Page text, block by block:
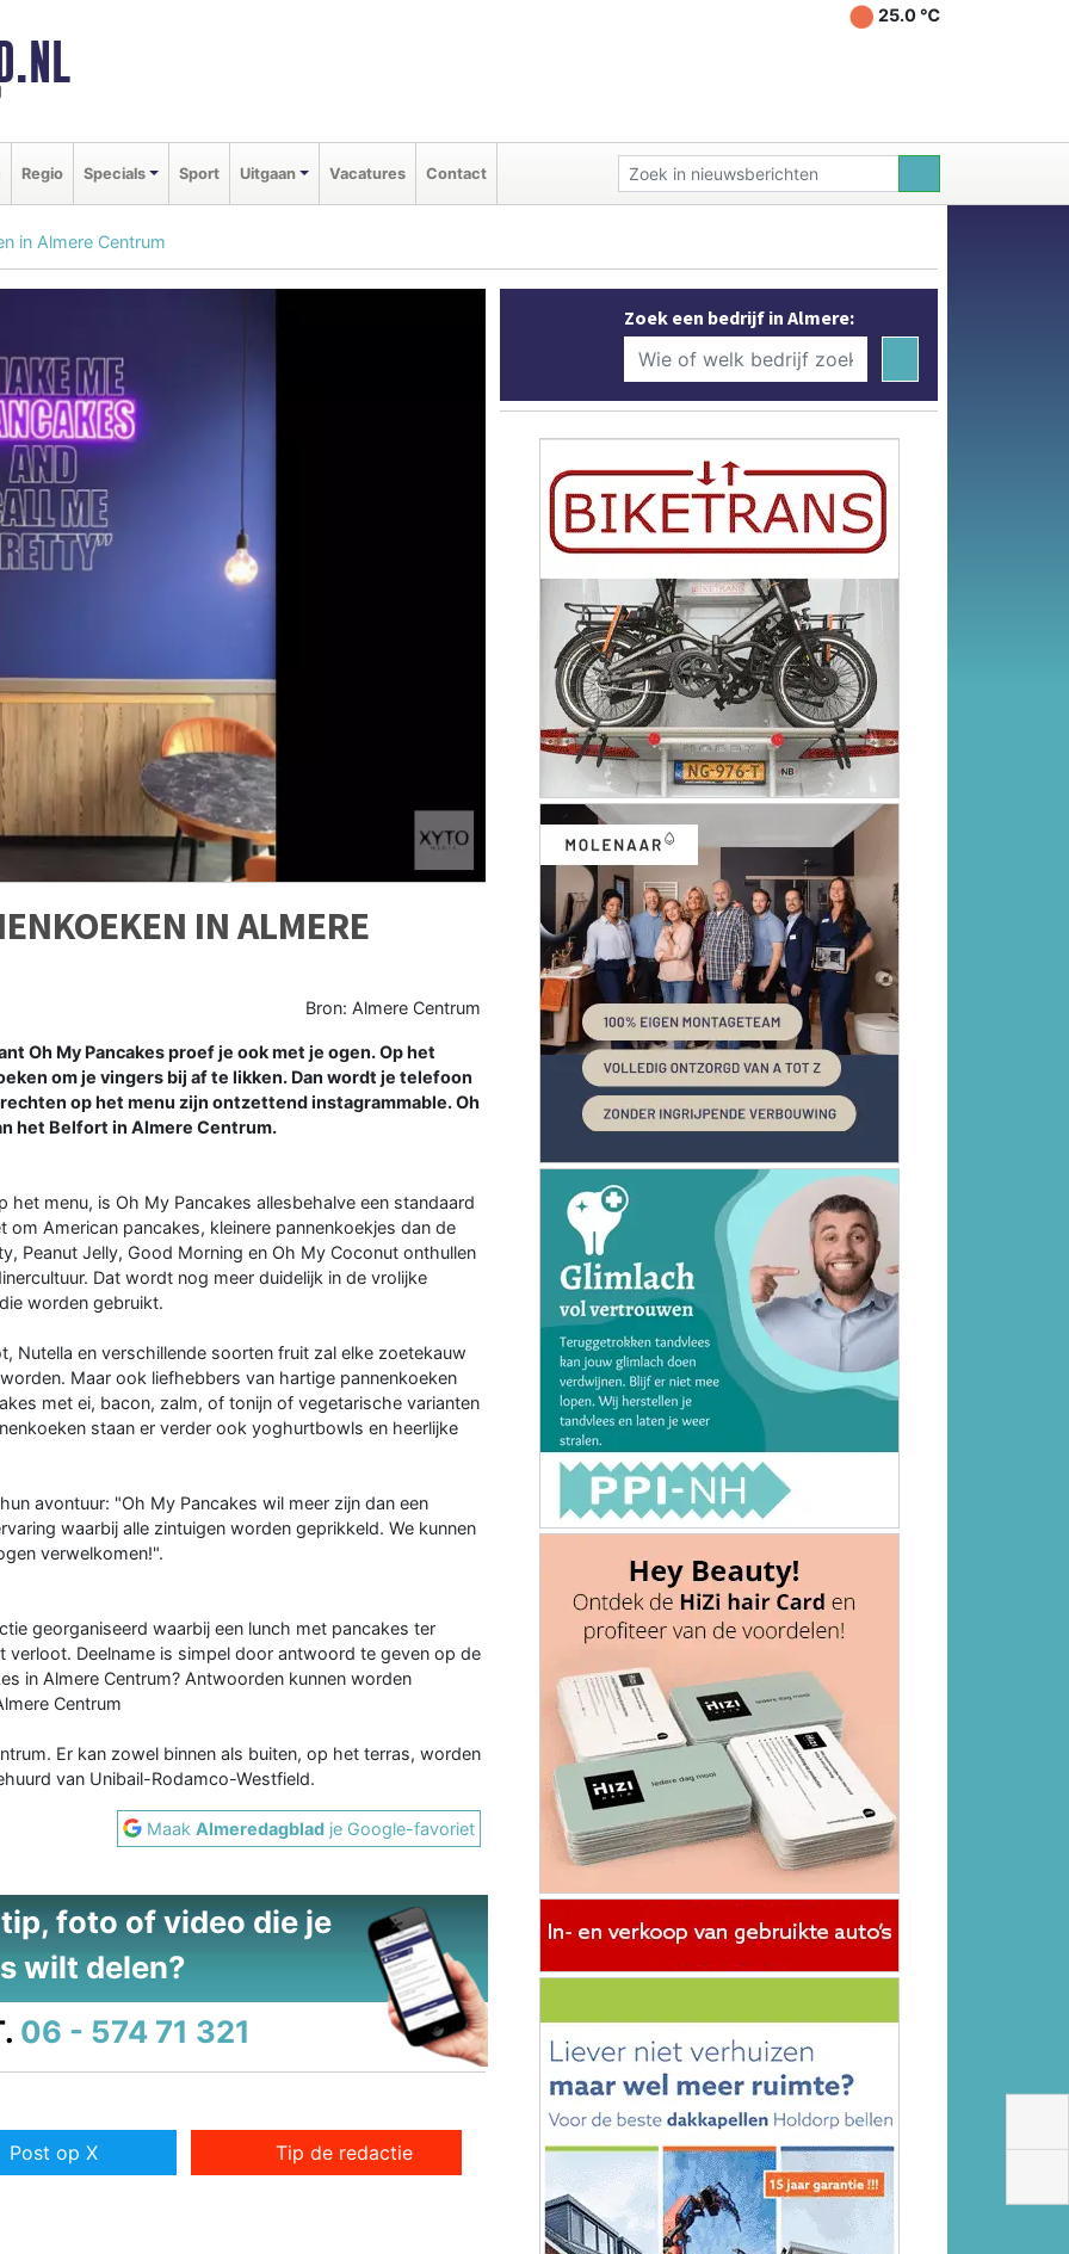
25.0 ℃
Regio Specials Sport Uitgaan Vacatures Contact
in Almere Centrum
IN ALMERE
Bron: Almere Centrum
Oh My Pancakes proef je ook met je ogen. Op het
om je vingers bij af te likken. Dan wordt je telefoon
op het menu zijn ontzettend instagrammable. Oh
het Belfort in Almere Centrum.
menu, is Oh My Pancakes allesbehalve een standaard
American pancakes, kleinere pannenkoekjes dan de
Peanut Jelly, Good Morning en Oh My Coconut onthullen
Dat wordt nog meer duidelijk in de vrolijke
worden gebruikt.
Nutella en verschillende soorten fruit zal elke zoetekauw
Maar ook liefhebbers van hartige pannenkoeken
met ei, bacon, zalm, of tonijn of vegetarische varianten
staan er verder ook yoghurtbowls en heerlijke
avontuur: "Oh My Pancakes wil meer zijn dan een
waarbij alle zintuigen worden geprikkeld. We kunnen
verwelkomen!".
georganiseerd waarbij een lunch met pancakes ter
Deelname is simpel door antwoord te geven op de
in Almere Centrum? Antwoorden kunnen worden
Centrum
Er kan zowel binnen als buiten, op het terras, worden
van Unibail-Rodamco-Westfield.
MaakAlmeredagblad je Google-favoriet
foto of video die je
wilt delen?
06 - 574 71 321
Post op X Tip de redactie
Zoek een bedrijf in Almere: